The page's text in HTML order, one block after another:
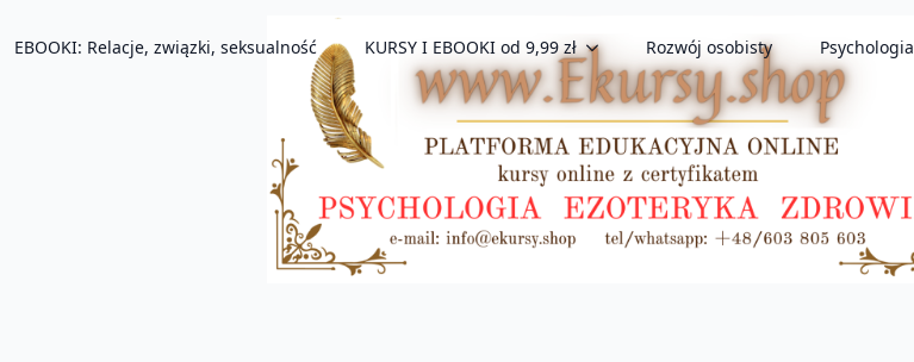
EBOOKI: Relacje, związki, seksualność KURSY I EBOOKI od 9,99 zł Rozwój osobisty Psychologia